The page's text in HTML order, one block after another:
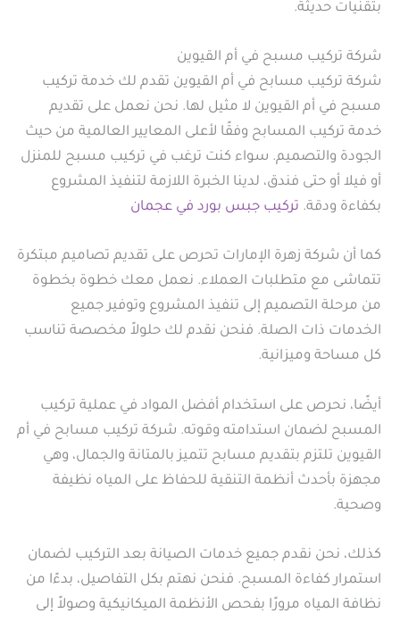
بتقنيات حديثة.
شركة تركيب مسبح في أم القيوين
شركة تركيب مسابح في أم القيوين تقدم لك خدمة تركيب
مسبح في أم القيوين لا مثيل لها. نحن نعمل على تقديم
خدمة تركيب المسابح وفقًا لأعلى المعايير العالمية من حيث
الجودة والتصميم. سواء كنت ترغب في تركيب مسبح للمنزل
أو فيلا أو حتى فندق، لدينا الخبرة اللازمة لتنفيذ المشروع
بكفاءة ودقة. تركيب جبس بورد في عجمان
كما أن شركة زهرة الإمارات تحرص على تقديم تصاميم مبتكرة
تتماشى مع متطلبات العملاء. نعمل معك خطوة بخطوة
من مرحلة التصميم إلى تنفيذ المشروع وتوفير جميع
الخدمات ذات الصلة. فنحن نقدم لك حلولاً مخصصة تناسب
كل مساحة وميزانية.
أيضًا، نحرص على استخدام أفضل المواد في عملية تركيب
المسبح لضمان استدامته وقوته. شركة تركيب مسابح في أم
القيوين تلتزم بتقديم مسابح تتميز بالمتانة والجمال، وهي
مجهزة بأحدث أنظمة التنقية للحفاظ على المياه نظيفة
وصحية.
كذلك، نحن نقدم جميع خدمات الصيانة بعد التركيب لضمان
استمرار كفاءة المسبح. فنحن نهتم بكل التفاصيل، بدءًا من
نظافة المياه مرورًا بفحص الأنظمة الميكانيكية وصولاً إلى